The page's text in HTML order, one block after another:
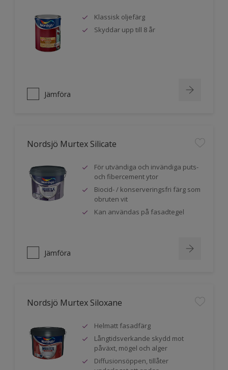
Klassisk oljefärg
Skyddar upp till 8 år
Jämföra
Nordsjö Murtex Silicate
För utvändiga och invändiga puts-
och fibercement ytor
Biocid- / konserveringsfri färg som
obruten vit
Kan användas på fasadtegel
Jämföra
Nordsjö Murtex Siloxane
Helmatt fasadfärg
Långtidsverkande skydd mot
påväxt, mögel och alger
Diffusionsöppen, tillåter